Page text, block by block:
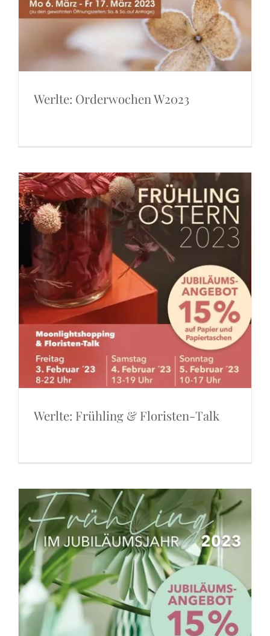
Werlte: Orderwochen W2023
Werlte: Frühling & Floristen-Talk